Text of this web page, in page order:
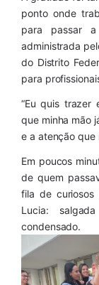
ponto onde
para passar
administrada
do Distrito
para
“Eu quis trazer
que minha mão
e a atenção que
Em poucos
de quem
fila de curiosos
Lucia:
condensado.